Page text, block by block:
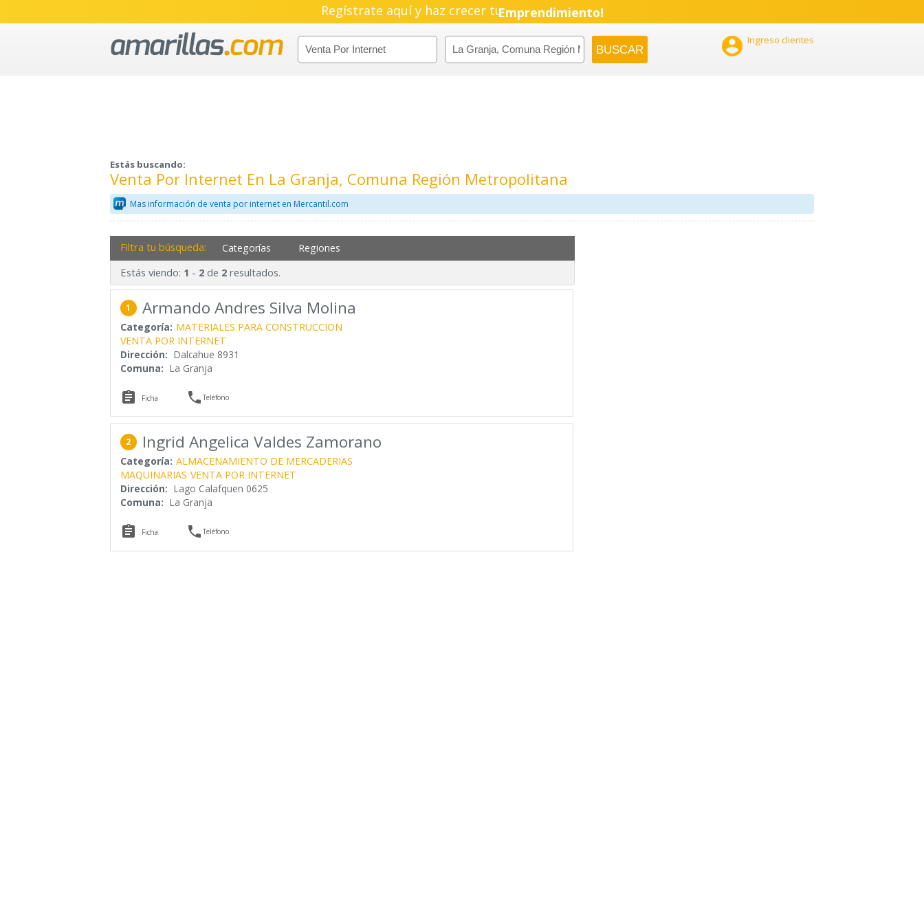
Regístrate aquí y haz crecer tuEmprendimiento!
 Ingreso clientes
Estás buscando:
Venta Por Internet En La Granja, Comuna Región Metropolitana
Mas información de venta por internet en Mercantil.com
Filtra tu búsqueda: Categorías Regiones
Estás viendo: 1 - 2de 2resultados.
1 Armando Andres Silva Molina
Categoría: MATERIALES PARA CONSTRUCCION
VENTA POR INTERNET
Dirección: Dalcahue 8931
Comuna: La Granja
 Ficha Teléfono
2 Ingrid Angelica Valdes Zamorano
Categoría: ALMACENAMIENTO DE MERCADERIAS
MAQUINARIAS VENTA POR INTERNET
Dirección: Lago Calafquen 0625
Comuna: La Granja
 Ficha Teléfono